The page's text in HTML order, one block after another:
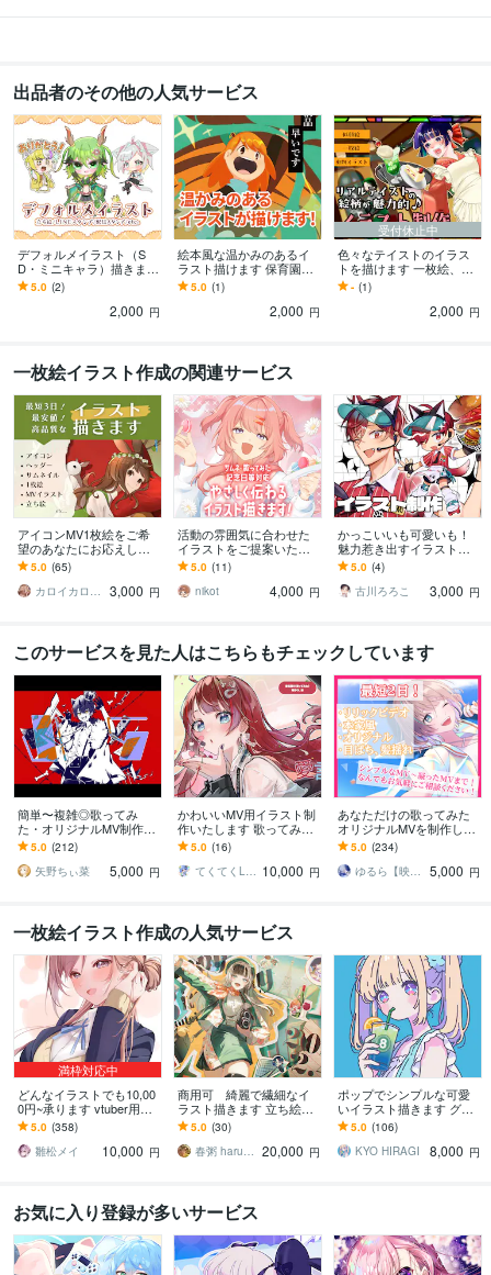
出品者のその他の人気サービス
デフォルメイラスト（S
D・ミニキャラ）描きます
デフォルメが得意なクリ
エイターがイラストを制
5.0 (2)
2,000 円
絵本風な温かみのあるイ
ラスト描けます 保育園・
幼稚園・図書館で使える
温かみのある【絵本風イ
5.0 (1)
2,000 円
受付休止中
色々なテイストのイラス
トを描けます 一枚絵、絵
柄寄せ・似顔絵、年齢描
き分け、デフォルメ描き
- (1)
2,000 円
一枚絵イラスト作成の関連サービス
アイコンMV1枚絵をご希
望のあなたにお応えしま
す 歌みたやサムネイル
も！アニメ塗りで様々な
用途におすすめです！
5.0 (65)
カロイカロ＊イラスト・動画制作
3,000 円
活動の雰囲気に合わせた
イラストをご提案いたし
ます 配信・歌ってみた・
記念日イラストなど幅広
く対応しております
5.0 (11)
nikot
4,000 円
かっこいいも可愛いも！
魅力惹き出すイラスト描
きます ✦ SNSアイコン/歌
ってみた/動画用イラスト/
立ち絵など✦
5.0 (4)
古川ろろこ
3,000 円
このサービスを見た人はこちらもチェックしています
簡単〜複雑◎歌ってみ
た・オリジナルMV制作し
ます Vtuber・歌い手必
見！お任せ〜本家再現ま
で可能！
5.0 (212)
矢野ちぃ菜
5,000 円
かわいいMV用イラスト制
作いたします 歌ってみた/
オリジナルMVのイラスト
を制作いたします
5.0 (16)
てくてくLab 10,000 円
あなただけの歌ってみた
オリジナルMVを制作しま
す 初めての方でもサポー
トさせていただきます
5.0 (234)
ゆるら【映像】
5,000 円
一枚絵イラスト作成の人気サービス
満枠対応中
どんなイラストでも10,00
0円~承ります vtuber用立
ち絵、一枚絵、アイコン
などなんでもOK！
5.0 (358)
雛松メイ
10,000 円
商用可 綺麗で繊細なイ
ラスト描きます 立ち絵か
ら一枚絵まで制作可能！
気軽にご相談下さい！
5.0 (30)
春粥 harukayu 20,000 円
ポップでシンプルな可愛
いイラスト描きます グッ
ズ・SNSアイコン・配信
背景・記念イラスト等に
是非！
5.0 (106)
KYO HIRAGI
8,000 円
お気に入り登録が多いサービス